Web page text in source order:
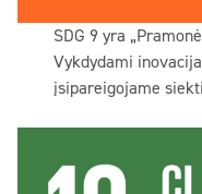
SDG 9 yra
Vykdydami
įsipareigojame